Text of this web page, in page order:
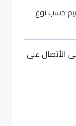
حسب نوع
الأتصال على